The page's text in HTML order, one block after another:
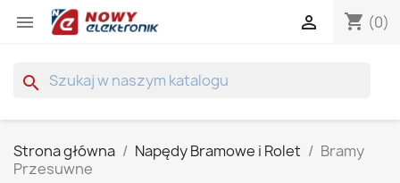
 shopping_cart (0)

search
Strona główna Napędy Bramowe i Rolet
Bramy
Przesuwne